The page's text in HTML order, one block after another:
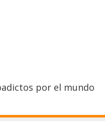
por el mundo